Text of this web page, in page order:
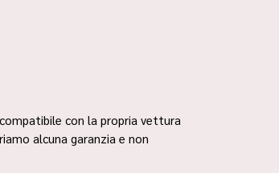
con la propria vettura
alcuna garanzia e non